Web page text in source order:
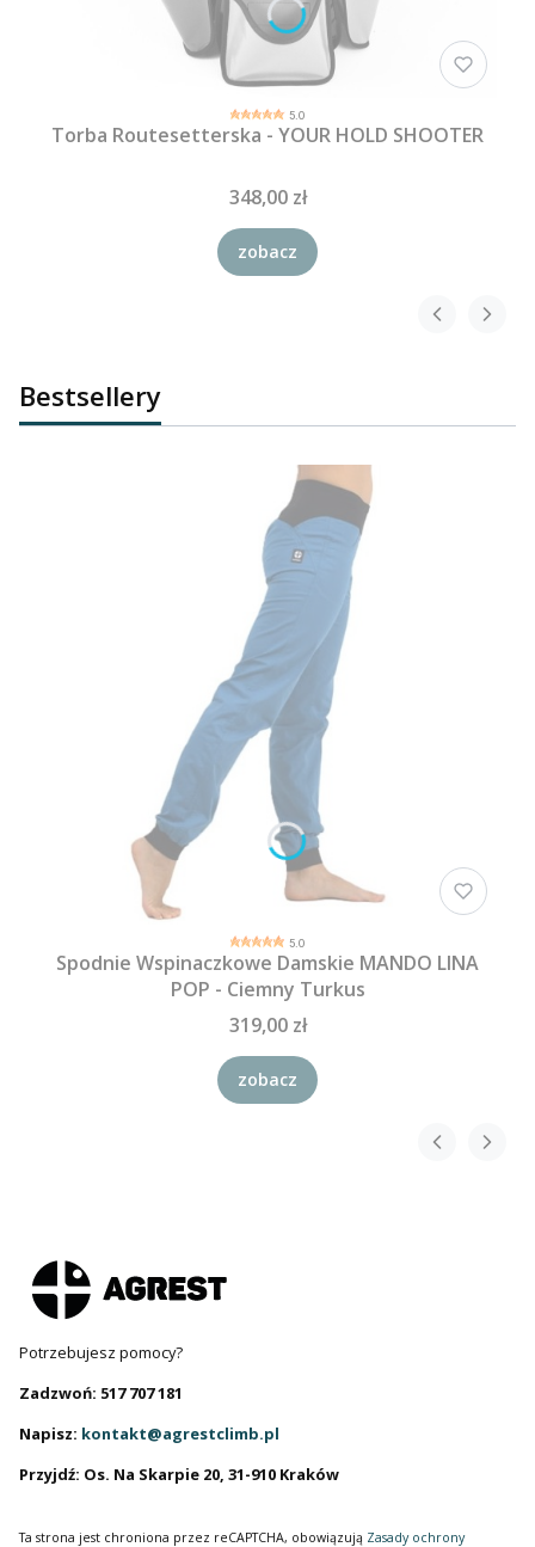
5.0
Torba Routesetterska - YOUR HOLD SHOOTER
348,00 zł
zobacz
Bestsellery
5.0
Spodnie Wspinaczkowe Damskie MANDO LINA
POP - Ciemny Turkus
319,00 zł
zobacz
Potrzebujesz pomocy?
Zadzwoń: 517 707 181
Napisz: kontakt@agrestclimb.pl
Przyjdź: Os. Na Skarpie 20, 31-910 Kraków
Ta strona jest chroniona przez reCAPTCHA, obowiązują Zasady ochrony